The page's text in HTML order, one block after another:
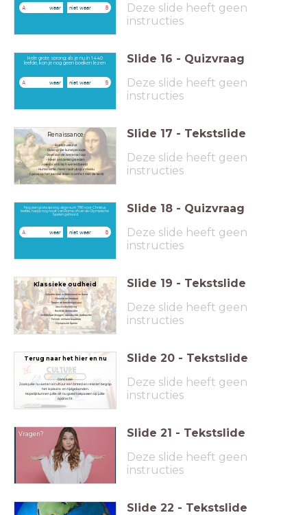
A waar B
niet waar
Deze slide heeft geen
instructies
Hele grote sprong: als je nu in 1440
leefde, kon je nog geen boeken lezen
A waar B
niet waar
Slide 16 - Quizvraag
Deze slide heeft geen
instructies
Renaissance
- Boekdrukkunst
- Belangrijke kunstperiode
- Bloei van de wetenschap
- Meer ontdekkingsreizen
- Heliocentrisch wereldbeeld
- Humanisme: meer nadruk op individu
- Focus op het aardse leven (conflict met de kerk)
Slide 17 - Tekstslide
Deze slide heeft geen
instructies
Nog een grote sprong: als je nu in 780 voor Christus
leefde, had je nog nooit van Rome of van de Olympische
Spelen gehoord
A waar B
niet waar
Slide 18 - Quizvraag
Deze slide heeft geen
instructies
Klassieke oudheid
- Culturele bloei in Griekenland en Rome
- Filosofie en literatuur
- Theater en beeldhouwkunst
- Geschiedschrijving
- Recht en democratie
- Architectuur (bruggen, aquaducten, badhuizen)
- Politiek-militaire expansie
- Olympische Spelen
Slide 19 - Tekstslide
Deze slide heeft geen
instructies
Conclusie:
Zoals jullie nu weten is cultuur een breed en relatief begrip:
het is plaats- en tijdgebonden.
Hopelijk kunnen jullie dit nu goed toepassen op jullie
opdracht.
Terug naar het hier en nu Slide 20 - Tekstslide
Deze slide heeft geen
instructies
Vragen? Slide 21 - Tekstslide
Deze slide heeft geen
instructies
Slide 22 - Tekstslide